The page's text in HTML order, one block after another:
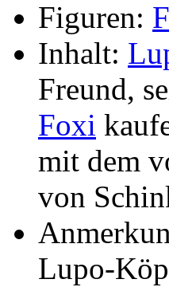
Figuren:
Inhalt:
Freund,
Foxi
mit dem
von
Lupo-